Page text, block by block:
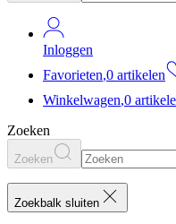
Inloggen
Favorieten,0 artikelen
Winkelwagen,0
Zoeken
Zoeken
Zoekbalk sluiten